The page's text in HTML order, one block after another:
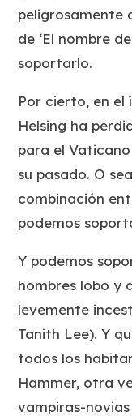
peligrosamente
de ‘El nombre
soportarlo.
Por cierto, en el
Helsing ha
para el
su pasado. O
combinación
podemos
Y podemos
hombres lobo y
levemente
Tanith Lee). Y
todos los
Hammer, otra
vampiras-